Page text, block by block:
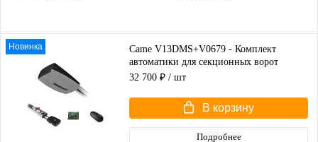
Новинка
Came V13DMS+V0679 - Комплект
автоматики для секционных ворот
высотой до 2,25 м
32 700 ₽ / шт
В корзину
Подробнее